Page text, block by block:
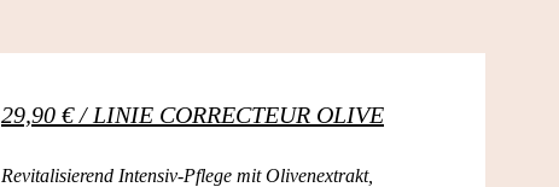
29,90 € / LINIE CORRECTEUR OLIVE
Revitalisierend Intensiv-Pflege mit Olivenextrakt,